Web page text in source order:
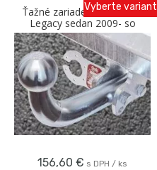
Ťažné zariadenie SUBARU
Legacy sedan 2009- so
skrutkovým odnímaním A
Galia
156,60 € s DPH / ks
Vyberte variant